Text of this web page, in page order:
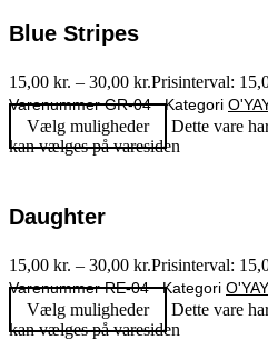
Blue Stripes
15,00 kr. – 30,00 kr.Prisinterval:
VarenummerGR-04 Kategori
Vælg muligheder
Dette vare
kan vælges på varesiden
Daughter
15,00 kr. – 30,00 kr.Prisinterval:
VarenummerRE-04 Kategori
Vælg muligheder
Dette vare
kan vælges på varesiden